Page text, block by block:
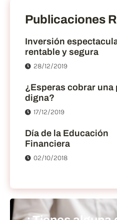
Publicaciones
Inversión
rentable y segura
28/12/2019
¿Esperas cobrar una
digna?
17/12/2019
Día de la Educación
Financiera
02/10/2018